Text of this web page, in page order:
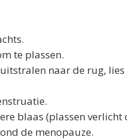
te plassen.
naar de rug, lies
blaas (plassen verlicht
de menopauze.